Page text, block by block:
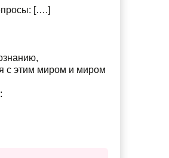
[….]
с этим миром и миром